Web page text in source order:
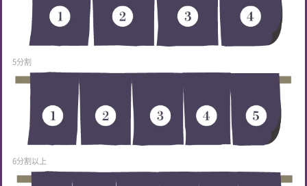
5分割
6分割以上